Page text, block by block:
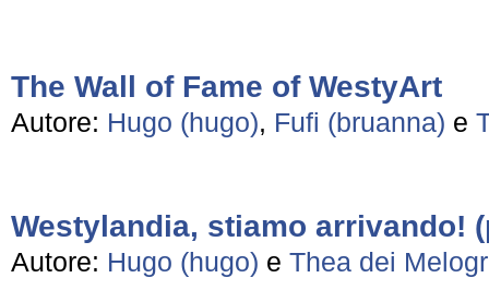
The Wall of Fame of WestyArt
Autore: Hugo (hugo), Fufi (bruanna) e
Westylandia, stiamo arrivando!
Autore: Hugo (hugo) e Thea dei